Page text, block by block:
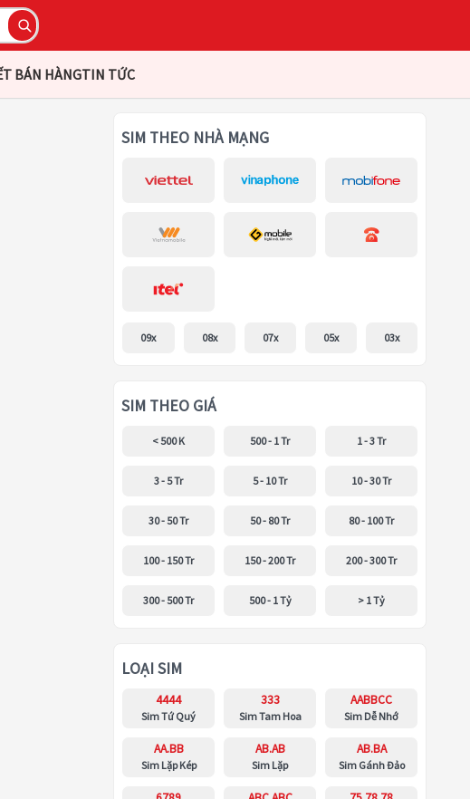
BÁN HÀNGTIN TỨC
SIM THEO NHÀ MẠNG
09x 08x 07x 05x 03x
SIM THEO GIÁ
< 500 K 500 - 1 Tr 1 - 3 Tr
3 - 5 Tr 5 - 10 Tr 10 - 30 Tr
30 - 50 Tr 50 - 80 Tr 80 - 100 Tr
100 - 150 Tr 150 - 200 Tr 200 - 300 Tr
300 - 500 Tr 500 - 1 Tỷ > 1 Tỷ
LOẠI SIM
4444
Sim Tứ Quý
333
Sim Tam Hoa
AABBCC
Sim Dễ Nhớ
AA.BB
Sim Lặp Kép
AB.AB
Sim Lặp
AB.BA
Sim Gánh Đảo